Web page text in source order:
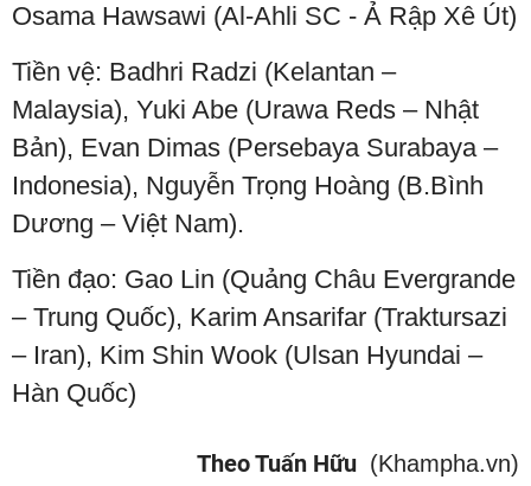
Osama Hawsawi (Al-Ahli SC - Ả Rập Xê Út)
Tiền vệ: Badhri Radzi (Kelantan –
Malaysia), Yuki Abe (Urawa Reds – Nhật
Bản), Evan Dimas (Persebaya Surabaya –
Indonesia), Nguyễn Trọng Hoàng (B.Bình
Dương – Việt Nam).
Tiền đạo: Gao Lin (Quảng Châu Evergrande
– Trung Quốc), Karim Ansarifar (Traktursazi
– Iran), Kim Shin Wook (Ulsan Hyundai –
Hàn Quốc)
Theo Tuấn Hữu (Khampha.vn)